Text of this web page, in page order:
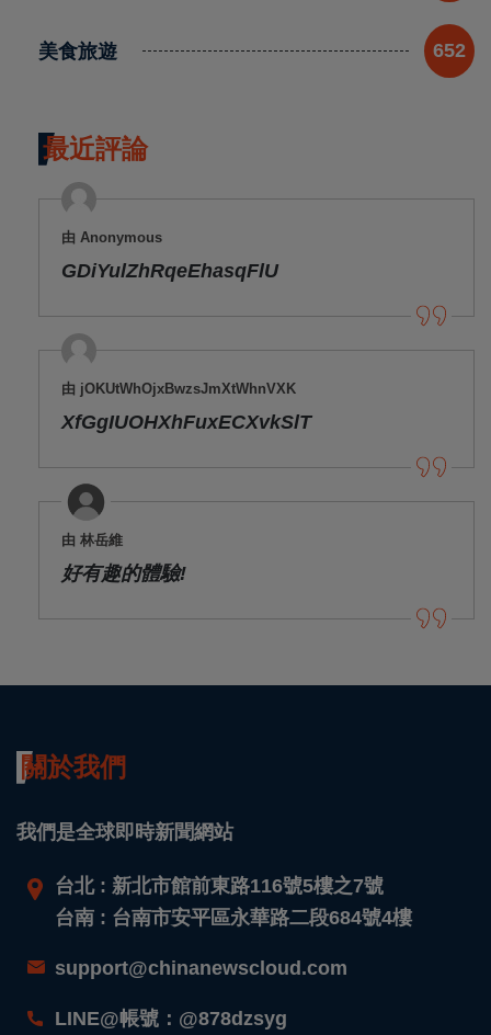
美食旅遊 652
最近評論
由 Anonymous
GDiYulZhRqeEhasqFlU
由 jOKUtWhOjxBwzsJmXtWhnVXK
XfGgIUOHXhFuxECXvkSlT
由 林岳維
好有趣的體驗!
關於我們
我們是全球即時新聞網站
台北 : 新北市館前東路116號5樓之7號
台南 : 台南市安平區永華路二段684號4樓
support@chinanewscloud.com
LINE@帳號：@878dzsyg